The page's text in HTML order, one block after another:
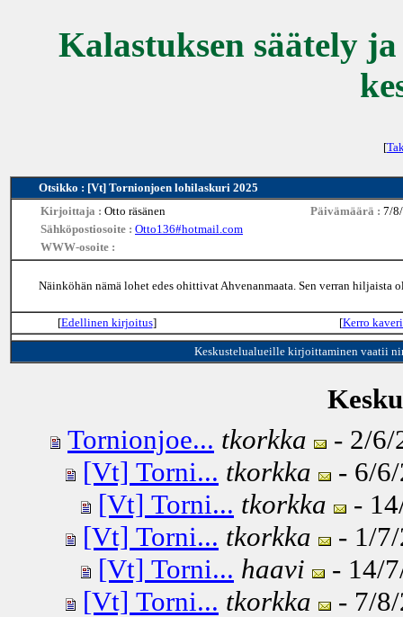
Kalastuksen säätely
[
Otsikko : [Vt] Tornionjoen lohilaskuri 2025
Kirjoittaja : Otto räsänen Päivämäärä : 7/
Sähköpostiosoite : Otto136#hotmail.com
WWW-osoite :
Näinköhän nämä lohet edes ohittivat Ahvenanmaata. Sen verran hiljaista
[Edellinen kirjoitus] [Kerro
Keskustelualueille kirjoittaminen vaatii
Tornionjoe... tkorkka
- 2/6/
[Vt] Torni... tkorkka
- 6/
[Vt] Torni... tkorkka
-
[Vt] Torni... tkorkka
- 1/
[Vt] Torni... haavi
- 14/
[Vt] Torni... tkorkka
- 7/